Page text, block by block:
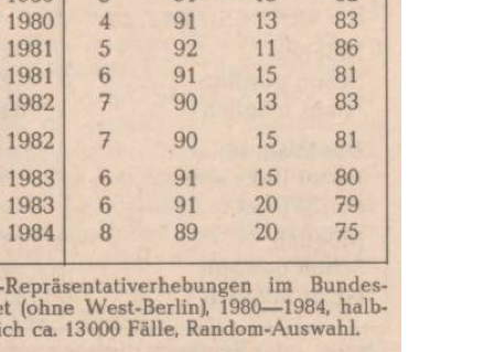
Lightbox
öffnen